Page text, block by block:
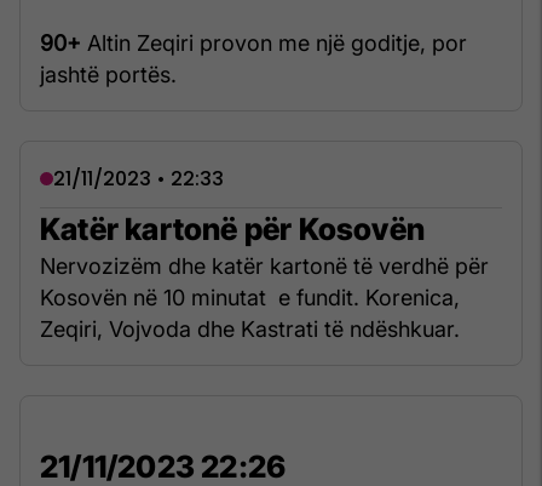
90+ Altin Zeqiri provon me një goditje, por
jashtë portës.
21/11/2023 • 22:33
Katër kartonë për Kosovën
Nervozizëm dhe katër kartonë të verdhë për
Kosovën në 10 minutat e fundit. Korenica,
Zeqiri, Vojvoda dhe Kastrati të ndëshkuar.
21/11/2023 22:26